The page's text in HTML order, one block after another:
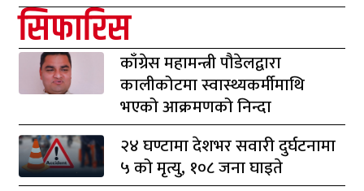
सिफारिस
काँग्रेस महामन्त्री पौडेलद्वारा
कालीकोटमा स्वास्थ्यकर्मीमाथि
भएको आक्रमणको निन्दा
२४ घण्टामा देशभर सवारी दुर्घटनामा
५ को मृत्यु, १०८ जना घाइते